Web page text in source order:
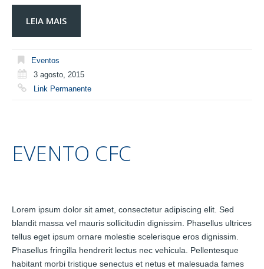
LEIA MAIS
Eventos
3 agosto, 2015
Link Permanente
EVENTO CFC
Lorem ipsum dolor sit amet, consectetur adipiscing elit. Sed
blandit massa vel mauris sollicitudin dignissim. Phasellus ultrices
tellus eget ipsum ornare molestie scelerisque eros dignissim.
Phasellus fringilla hendrerit lectus nec vehicula. Pellentesque
habitant morbi tristique senectus et netus et malesuada fames